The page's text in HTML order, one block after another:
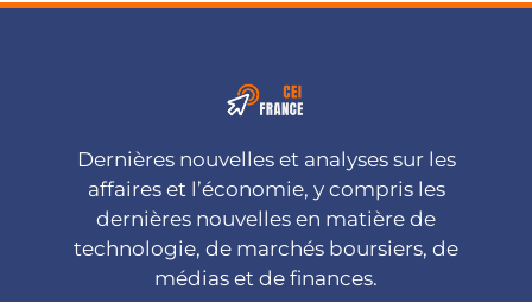
Dernières nouvelles et analyses sur les
affaires et l’économie, y compris les
dernières nouvelles en matière de
technologie, de marchés boursiers, de
médias et de finances.